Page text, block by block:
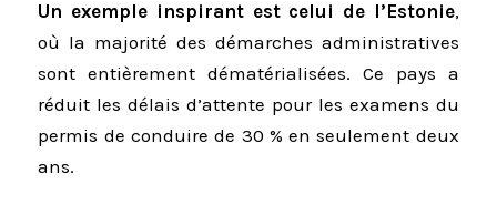
Un exemple inspirant est celui de l’Estonie,
où la majorité des démarches administratives
sont entièrement dématérialisées. Ce pays a
réduit les délais d’attente pour les examens du
permis de conduire de 30 % en seulement deux
ans.